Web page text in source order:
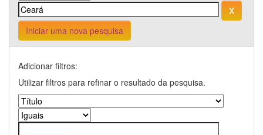
Iniciar uma nova pesquisa
Adicionar filtros:
Utilizar filtros para refinar o resultado da pesquisa.